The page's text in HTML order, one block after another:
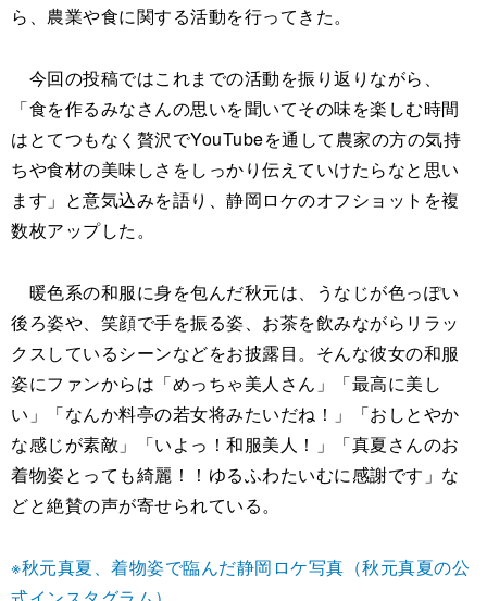
ら、農業や食に関する活動を行ってきた。
今回の投稿ではこれまでの活動を振り返りながら、
「食を作るみなさんの思いを聞いてその味を楽しむ時間
はとてつもなく贅沢でYouTubeを通して農家の方の気持
ちや食材の美味しさをしっかり伝えていけたらなと思い
ます」と意気込みを語り、静岡ロケのオフショットを複
数枚アップした。
暖色系の和服に身を包んだ秋元は、うなじが色っぽい
後ろ姿や、笑顔で手を振る姿、お茶を飲みながらリラッ
クスしているシーンなどをお披露目。そんな彼女の和服
姿にファンからは「めっちゃ美人さん」「最高に美し
い」「なんか料亭の若女将みたいだね！」「おしとやか
な感じが素敵」「いよっ！和服美人！」「真夏さんのお
着物姿とっても綺麗！！ゆるふわたいむに感謝です」な
どと絶賛の声が寄せられている。
※秋元真夏、着物姿で臨んだ静岡ロケ写真（秋元真夏の公